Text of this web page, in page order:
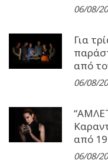
06/08/
Για
από
06/08/
από
06/08/